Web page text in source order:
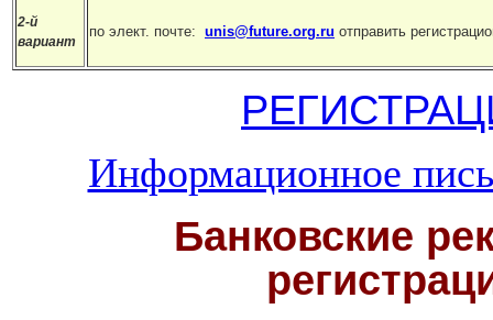
2-й
вариант
по элект. почте: unis@future.org.ru отправить
Информационное
Банковские